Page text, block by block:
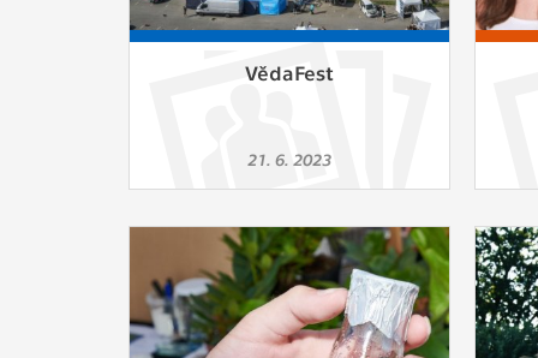
Vašich
analýzou
zůstala
VědaFest
21. 6. 2023